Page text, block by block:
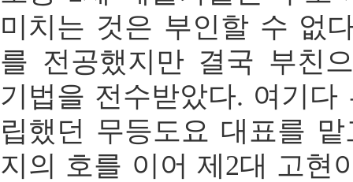
미치는 것은 부인할 수 없
를 전공했지만 결국 부친
기법을 전수받았다. 여기다
립했던 무등도요 대표를
지의 호를 이어 제2대 고현